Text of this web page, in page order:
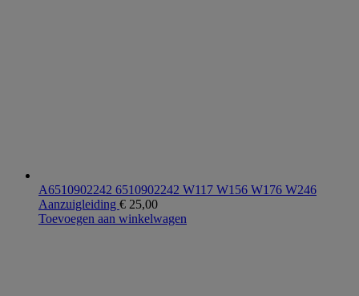
A6510902242 6510902242 W117 W156 W176 W246
Aanzuigleiding € 25,00
Toevoegen aan winkelwagen